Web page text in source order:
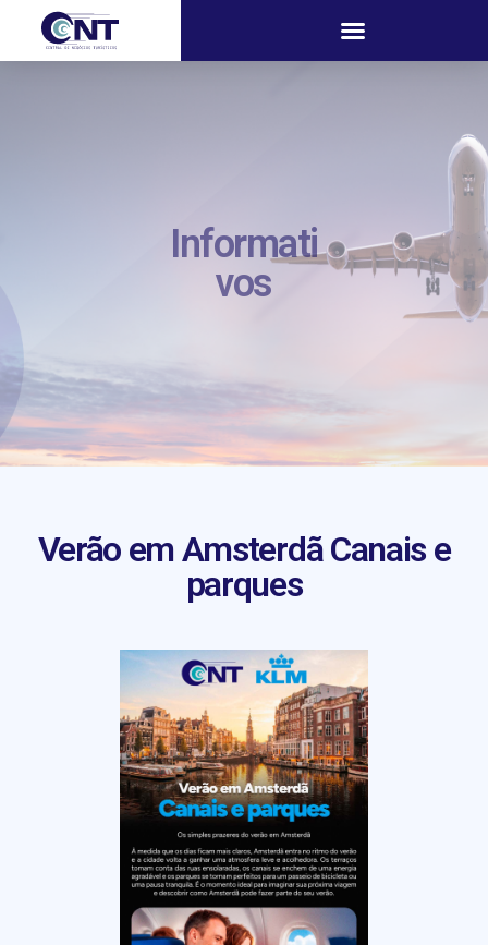
Informati
vos
Verão em Amsterdã Canais e
parques